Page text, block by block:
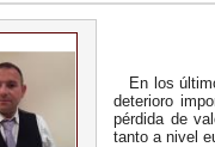
En los
deterioro
pérdida de
tanto a nivel